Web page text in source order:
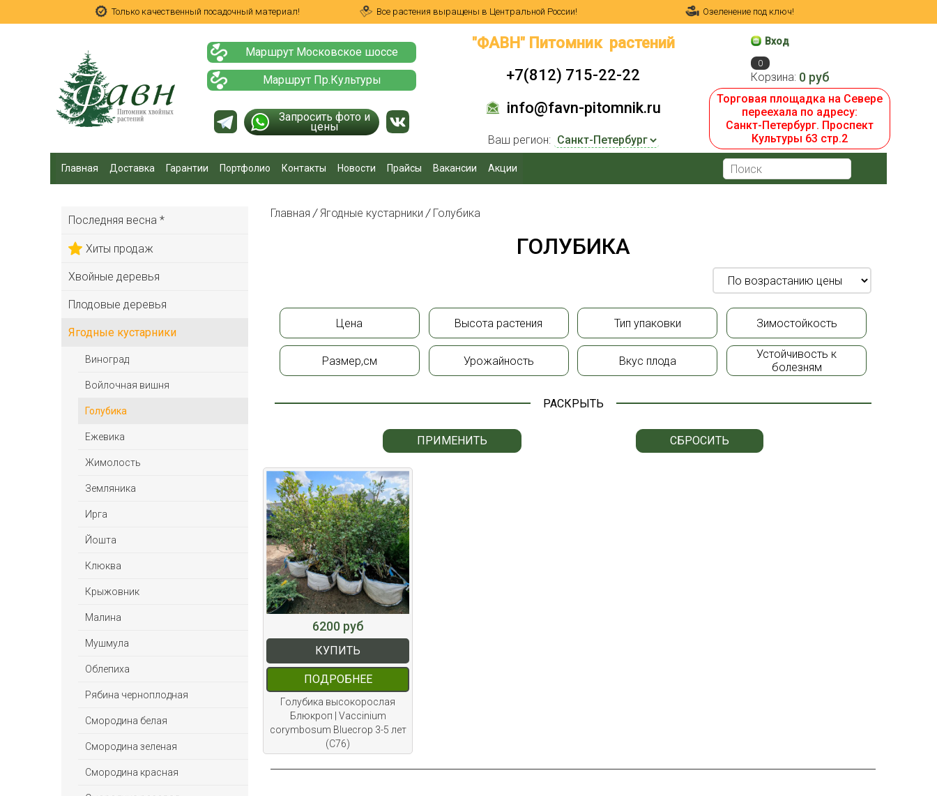
Только качественный посадочный материал! Все растения выращены в Центральной России! Озеленение под ключ!
Маршрут Московское шоссе
Маршрут Пр.Культуры
Запросить фото и
цены
"ФАВН" Питомник растений
+7(812) 715-22-22
info@favn-pitomnik.ru
Ваш регион:
Вход
0
Корзина: 0 руб
Торговая площадка на Севере
переехала по адресу:
Санкт-Петербург. Проспект
Культуры 63 стр.2
Главная Доставка Гарантии Портфолио Контакты Новости Прайсы Вакансии Акции
Последняя весна *
Хиты продаж
Хвойные деревья
Плодовые деревья
Ягодные кустарники
Виноград
Войлочная вишня
Голубика
Ежевика
Жимолость
Земляника
Ирга
Йошта
Клюква
Крыжовник
Малина
Мушмула
Облепиха
Рябина черноплодная
Смородина белая
Смородина зеленая
Смородина красная
Главная / Ягодные кустарники / Голубика
ГОЛУБИКА
Цена Высота растения Тип упаковки Зимостойкость
Размер,см Урожайность Вкус плода
Устойчивость к
болезням
РАСКРЫТЬ
ПРИМЕНИТЬ СБРОСИТЬ
6200 руб
КУПИТЬ
ПОДРОБНЕЕ
Голубика высокорослая
Блюкроп | Vaccinium
corymbosum Bluecrop 3-5 лет
(С76)